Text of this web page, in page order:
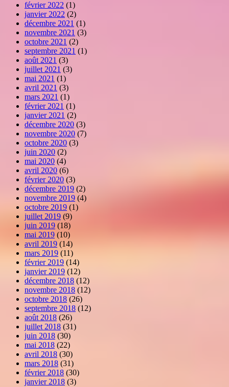
février 2022 (1)
janvier 2022 (2)
décembre 2021 (1)
novembre 2021 (3)
octobre 2021 (2)
septembre 2021 (1)
août 2021 (3)
juillet 2021 (3)
mai 2021 (1)
avril 2021 (3)
mars 2021 (1)
février 2021 (1)
janvier 2021 (2)
décembre 2020 (3)
novembre 2020 (7)
octobre 2020 (3)
juin 2020 (2)
mai 2020 (4)
avril 2020 (6)
février 2020 (3)
décembre 2019 (2)
novembre 2019 (4)
octobre 2019 (1)
juillet 2019 (9)
juin 2019 (18)
mai 2019 (10)
avril 2019 (14)
mars 2019 (11)
février 2019 (14)
janvier 2019 (12)
décembre 2018 (12)
novembre 2018 (12)
octobre 2018 (26)
septembre 2018 (12)
août 2018 (26)
juillet 2018 (31)
juin 2018 (30)
mai 2018 (22)
avril 2018 (30)
mars 2018 (31)
février 2018 (30)
janvier 2018 (3)